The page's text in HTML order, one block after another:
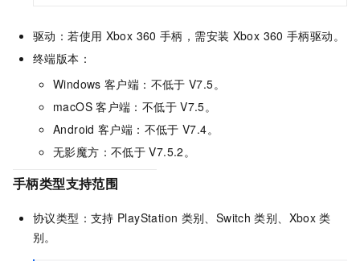
驱动：若使用 Xbox 360 手柄，需安装 Xbox 360 手柄驱动。
终端版本：
Windows 客户端 ：不低于 V7.5。
macOS 客户端 ：不低于 V7.5。
Android 客户端 ：不低于 V7.4。
无影魔方 ：不低于 V7.5.2。
手柄类型支持范围
协议类型：支持 PlayStation 类别、Switch 类别、Xbox 类
别。